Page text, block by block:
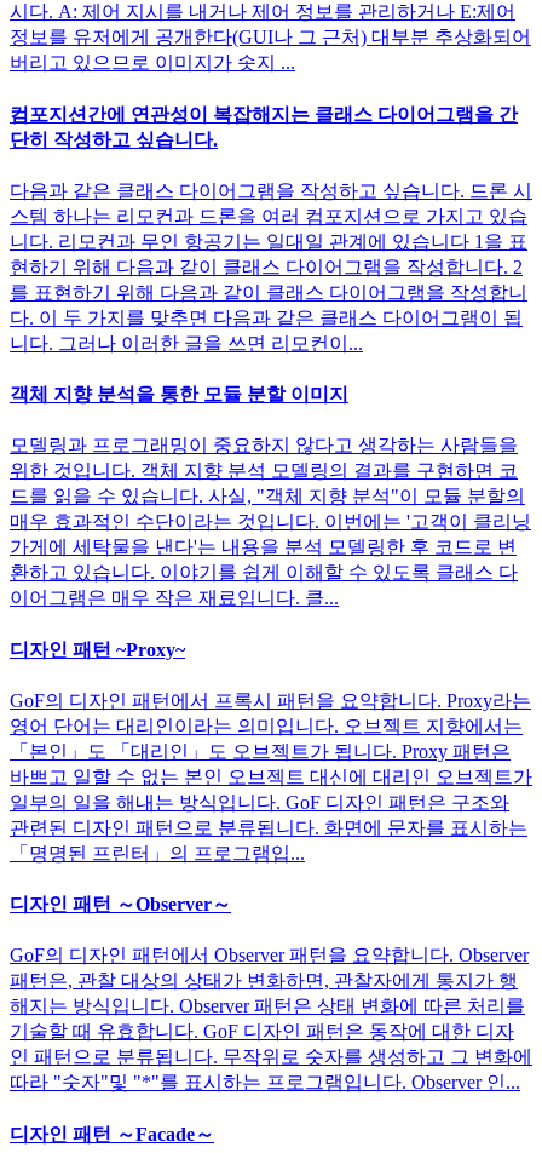
시다. A: 제어 지시를 내거나 제어 정보를 관리하거나 E:제어
정보를 유저에게 공개한다(GUI나 그 근처) 대부분 추상화되어
버리고 있으므로 이미지가 솟지 ...
컴포지션간에 연관성이 복잡해지는 클래스 다이어그램을 간
단히 작성하고 싶습니다.
다음과 같은 클래스 다이어그램을 작성하고 싶습니다. 드론 시
스템 하나는 리모컨과 드론을 여러 컴포지션으로 가지고 있습
니다. 리모컨과 무인 항공기는 일대일 관계에 있습니다 1을 표
현하기 위해 다음과 같이 클래스 다이어그램을 작성합니다. 2
를 표현하기 위해 다음과 같이 클래스 다이어그램을 작성합니
다. 이 두 가지를 맞추면 다음과 같은 클래스 다이어그램이 됩
니다. 그러나 이러한 글을 쓰면 리모컨이...
객체 지향 분석을 통한 모듈 분할 이미지
모델링과 프로그래밍이 중요하지 않다고 생각하는 사람들을
위한 것입니다. 객체 지향 분석 모델링의 결과를 구현하면 코
드를 읽을 수 있습니다. 사실, "객체 지향 분석"이 모듈 분할의
매우 효과적인 수단이라는 것입니다. 이번에는 '고객이 클리닝
가게에 세탁물을 낸다'는 내용을 분석 모델링한 후 코드로 변
환하고 있습니다. 이야기를 쉽게 이해할 수 있도록 클래스 다
이어그램은 매우 작은 재료입니다. 클...
디자인 패턴 ~Proxy~
GoF의 디자인 패턴에서 프록시 패턴을 요약합니다. Proxy라는
영어 단어는 대리인이라는 의미입니다. 오브젝트 지향에서는
「본인」도 「대리인」도 오브젝트가 됩니다. Proxy 패턴은
바쁘고 일할 수 없는 본인 오브젝트 대신에 대리인 오브젝트가
일부의 일을 해내는 방식입니다. GoF 디자인 패턴은 구조와
관련된 디자인 패턴으로 분류됩니다. 화면에 문자를 표시하는
「명명된 프린터」의 프로그램입...
디자인 패턴 ～Observer～
GoF의 디자인 패턴에서 Observer 패턴을 요약합니다. Observer
패턴은, 관찰 대상의 상태가 변화하면, 관찰자에게 통지가 행
해지는 방식입니다. Observer 패턴은 상태 변화에 따른 처리를
기술할 때 유효합니다. GoF 디자인 패턴은 동작에 대한 디자
인 패턴으로 분류됩니다. 무작위로 숫자를 생성하고 그 변화에
따라 "숫자"및 "*"를 표시하는 프로그램입니다. Observer 인...
디자인 패턴 ～Facade～